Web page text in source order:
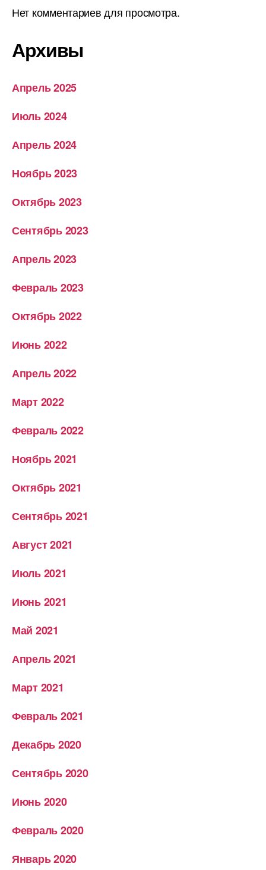
Нет комментариев для просмотра.
Архивы
Апрель 2025
Июль 2024
Апрель 2024
Ноябрь 2023
Октябрь 2023
Сентябрь 2023
Апрель 2023
Февраль 2023
Октябрь 2022
Июнь 2022
Апрель 2022
Март 2022
Февраль 2022
Ноябрь 2021
Октябрь 2021
Сентябрь 2021
Август 2021
Июль 2021
Июнь 2021
Май 2021
Апрель 2021
Март 2021
Февраль 2021
Декабрь 2020
Сентябрь 2020
Июнь 2020
Февраль 2020
Январь 2020